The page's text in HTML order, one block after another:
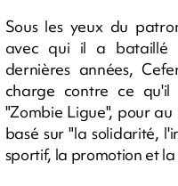
Sous les yeux du
avec qui il a bataillé
dernières années,
charge contre ce
"Zombie Ligue", pour
basé sur "la solidarité,
sportif, la promotion et